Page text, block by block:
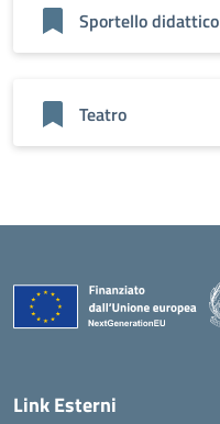
Sportello didattico
Teatro
Link Esterni